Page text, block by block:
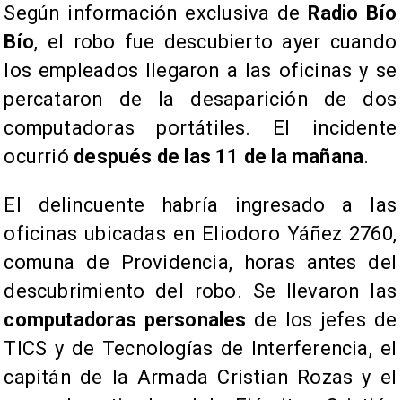
Según información exclusiva de Radio Bío
Bío, el robo fue descubierto ayer cuando
los empleados llegaron a las oficinas y se
percataron de la desaparición de dos
computadoras portátiles. El incidente
ocurrió después de las 11 de la mañana.
El delincuente habría ingresado a las
oficinas ubicadas en Eliodoro Yáñez 2760,
comuna de Providencia, horas antes del
descubrimiento del robo. Se llevaron las
computadoras personales de los jefes de
TICS y de Tecnologías de Interferencia, el
capitán de la Armada Cristian Rozas y el